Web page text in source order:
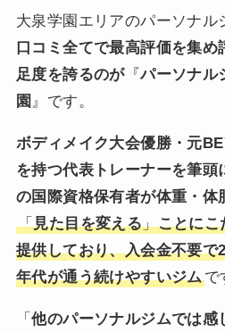
大泉学園エリアのパーソナル
口コミ全てで最高評価を集
足度を誇るのが『パーソナル
園 』です。
ボディメイク大会優勝・元
を持つ代表トレーナーを筆頭
の国際資格保有者が体重・体
「見た目を変える」ことにこ
提供しており、入会金不要で
年代が通う続けやすいジムで
「他のパーソナルジムでは感